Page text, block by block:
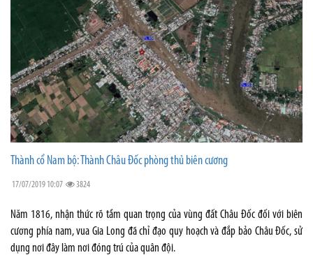
Thành cổ Nam bộ: Thành Châu Đốc phòng thủ biên cương
17/07/2019 10:07 3824
Năm 1816, nhận thức rõ tầm quan trọng của vùng đất Châu Đốc đối với biên
cương phía nam, vua Gia Long đã chỉ đạo quy hoạch và đắp bảo Châu Đốc, sử
dụng nơi đây làm nơi đóng trú của quân đội.